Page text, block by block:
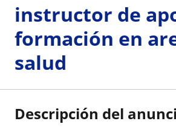
instructor de
formación en
salud
Descripción del